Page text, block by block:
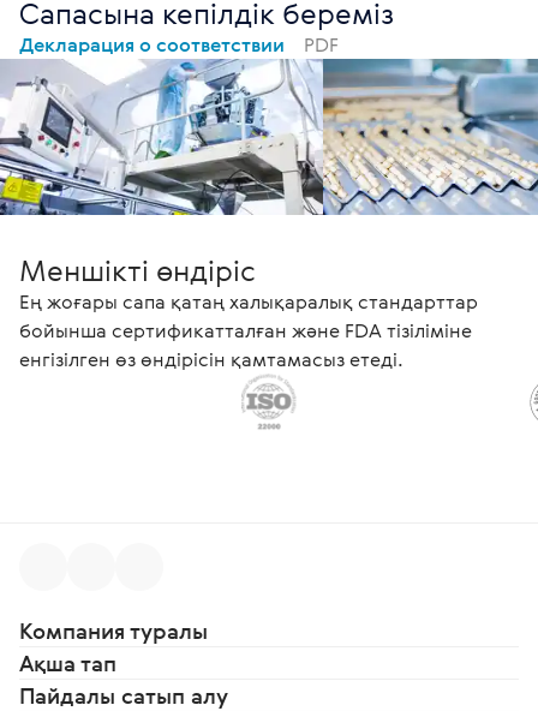
Сапасына кепілдік береміз
Декларация о соответствии PDF
Меншікті өндіріс
Ең жоғары сапа қатаң халықаралық стандарттар
бойынша сертификатталған және FDA тізіліміне
енгізілген өз өндірісін қамтамасыз етеді.
Компания туралы
Ақша тап
Пайдалы сатып алу